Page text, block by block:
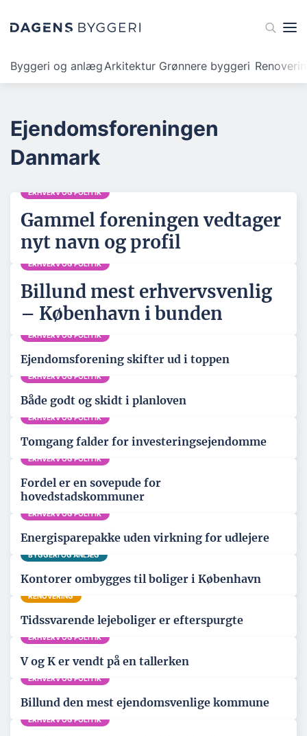
Byggeri og anlægArkitektur Grønnere byggeri
Ejendomsforeningen
Danmark
ERHVERV OG POLITIK
Gammel foreningen vedtager
nyt navn og profil
ERHVERV OG POLITIK
Billund mest erhvervsvenlig
– København i bunden
ERHVERV OG POLITIK
Ejendomsforening skifter ud i toppen
ERHVERV OG POLITIK
Både godt og skidt i planloven
ERHVERV OG POLITIK
Tomgang falder for investeringsejendomme
ERHVERV OG POLITIK
Fordel er en sovepude for
hovedstadskommuner
ERHVERV OG POLITIK
Energisparepakke uden virkning for udlejere
BYGGERI OG ANLÆG
Kontorer ombygges til boliger i København
RENOVERING
Tidssvarende lejeboliger er efterspurgte
ERHVERV OG POLITIK
V og K er vendt på en tallerken
ERHVERV OG POLITIK
Billund den mest ejendomsvenlige kommune
ERHVERV OG POLITIK